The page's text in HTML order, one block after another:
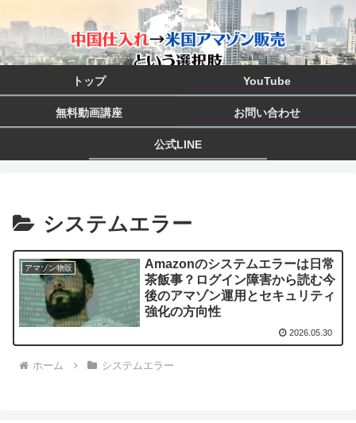
トップ YouTube
無料動画講座 お問い合わせ
公式LINE
システムエラー
アマゾン物販
Amazonのシステムエラーは日常
茶飯事？ログイン障害から読む今
後のアマゾン運用とセキュリティ
強化の方向性
2026.05.30
ホーム システムエラー